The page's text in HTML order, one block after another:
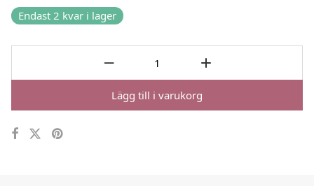
Endast 2 kvar i lager
Lägg till i varukorg